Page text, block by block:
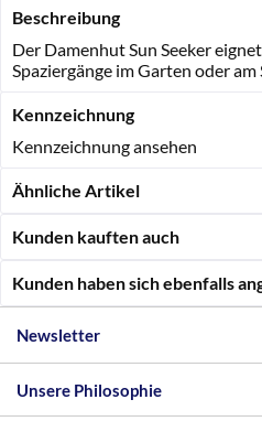
Beschreibung
Der Damenhut Sun Seeker
Spaziergänge im Garten oder am
Kennzeichnung
Kennzeichnung ansehen
Ähnliche Artikel
Kunden kauften auch
Kunden haben sich ebenfalls
Newsletter
Unsere Philosophie